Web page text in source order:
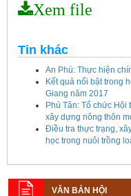
Xem file
Tin khác
An Phú: Thực hiện
Kết quả nổi bật trong
Giang năm 2017
Phú Tân: Tổ chức Hội
xây dựng nông thôn
Điều tra thực trạng,
học trong nuôi trồng
VĂN BẢN HỘI
Kế hoạch tổ chức Hội
phẩm nông thôn tiêu biểu
Kế hoạch tổ chức đợt
hội khóa XVI và ĐB Hội
- 2031